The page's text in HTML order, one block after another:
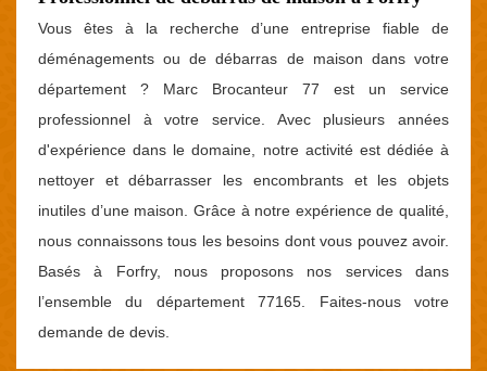
Vous êtes à la recherche d’une entreprise fiable de
déménagements ou de débarras de maison dans votre
département ? Marc Brocanteur 77 est un service
professionnel à votre service. Avec plusieurs années
d'expérience dans le domaine, notre activité est dédiée à
nettoyer et débarrasser les encombrants et les objets
inutiles d’une maison. Grâce à notre expérience de qualité,
nous connaissons tous les besoins dont vous pouvez avoir.
Basés à Forfry, nous proposons nos services dans
l’ensemble du département 77165. Faites-nous votre
demande de devis.